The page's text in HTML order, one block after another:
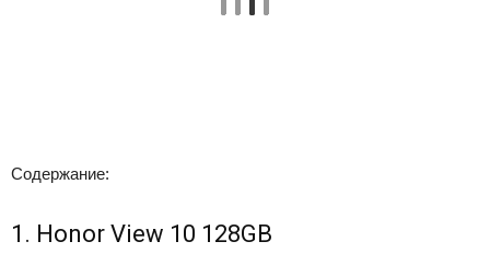
Содержание:
1. Honor View 10 128GB